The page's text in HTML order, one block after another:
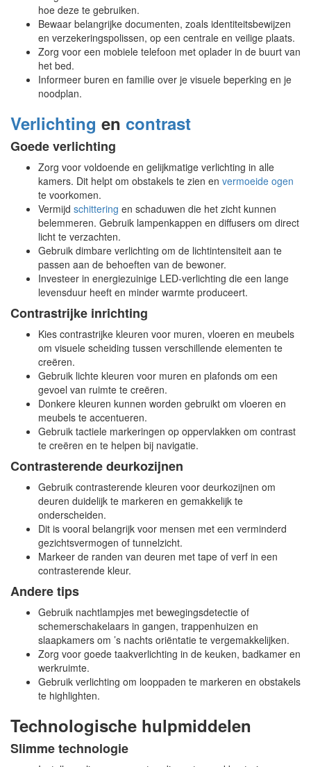
hoe deze te gebruiken.
Bewaar belangrijke documenten, zoals identiteitsbewijzen
en verzekeringspolissen, op een centrale en veilige plaats.
Zorg voor een mobiele telefoon met oplader in de buurt van
het bed.
Informeer buren en familie over je visuele beperking en je
noodplan.
Verlichting en contrast
Goede verlichting
Zorg voor voldoende en gelijkmatige verlichting in alle
kamers. Dit helpt om obstakels te zien en vermoeide ogen
te voorkomen.
Vermijd schittering en schaduwen die het zicht kunnen
belemmeren. Gebruik lampenkappen en diffusers om direct
licht te verzachten.
Gebruik dimbare verlichting om de lichtintensiteit aan te
passen aan de behoeften van de bewoner.
Investeer in energiezuinige LED-verlichting die een lange
levensduur heeft en minder warmte produceert.
Contrastrijke inrichting
Kies contrastrijke kleuren voor muren, vloeren en meubels
om visuele scheiding tussen verschillende elementen te
creëren.
Gebruik lichte kleuren voor muren en plafonds om een
gevoel van ruimte te creëren.
Donkere kleuren kunnen worden gebruikt om vloeren en
meubels te accentueren.
Gebruik tactiele markeringen op oppervlakken om contrast
te creëren en te helpen bij navigatie.
Contrasterende deurkozijnen
Gebruik contrasterende kleuren voor deurkozijnen om
deuren duidelijk te markeren en gemakkelijk te
onderscheiden.
Dit is vooral belangrijk voor mensen met een verminderd
gezichtsvermogen of tunnelzicht.
Markeer de randen van deuren met tape of verf in een
contrasterende kleur.
Andere tips
Gebruik nachtlampjes met bewegingsdetectie of
schemerschakelaars in gangen, trappenhuizen en
slaapkamers om ’s nachts oriëntatie te vergemakkelijken.
Zorg voor goede taakverlichting in de keuken, badkamer en
werkruimte.
Gebruik verlichting om looppaden te markeren en obstakels
te highlighten.
Technologische hulpmiddelen
Slimme technologie